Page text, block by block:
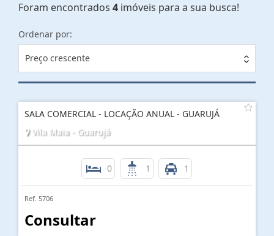
Foram encontrados 4 imóveis para a sua busca!
Ordenar por:
Preço crescente
SALA COMERCIAL - LOCAÇÃO ANUAL - GUARUJÁ
Vila Maia - Guarujá
0 1 1
Ref. 5706
Consultar